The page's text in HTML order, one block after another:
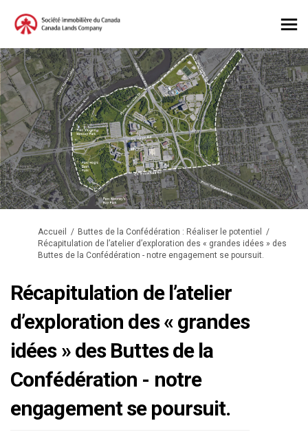
Vous êtes ici:
Accueil
Buttes de la Confédération : Réaliser le potentiel
Récapitulation de l’atelier d’exploration des « grandes idées » des
Buttes de la Confédération - notre engagement se poursuit.
Récapitulation de l’atelier
d’exploration des « grandes
idées » des Buttes de la
Confédération - notre
engagement se poursuit.